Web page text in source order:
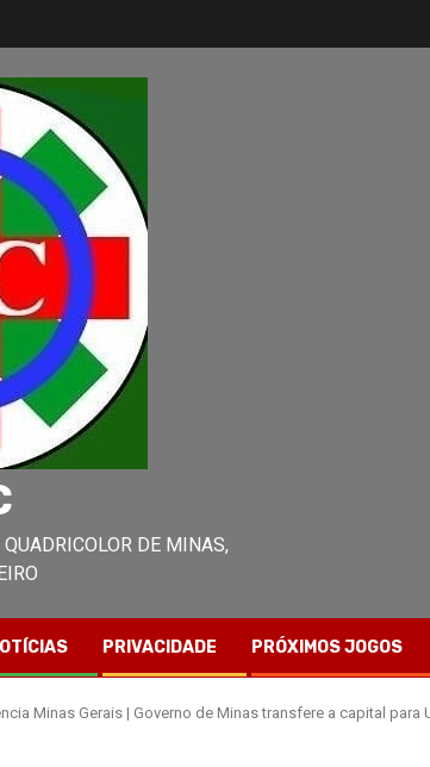
DE MINAS,
PRIVACIDADE PRÓXIMOS JOGOS
Minas Gerais | Governo de Minas transfere a capital